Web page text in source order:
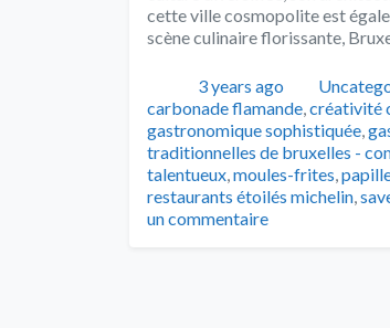
cette ville cosmopolite est
scène culinaire florissante,
Publié3 years ago
carbonade flamande,créativité
gastronomique sophistiquée,
traditionnelles de bruxelles -
talentueux,moules-frites,
restaurants étoilés michelin,
un commentaire